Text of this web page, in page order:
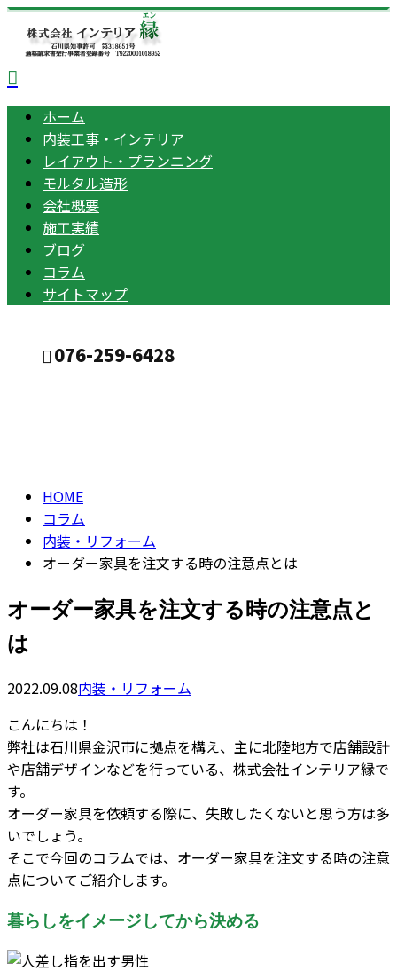
ホーム
内装工事・インテリア
レイアウト・プランニング
モルタル造形
会社概要
施工実績
ブログ
コラム
サイトマップ
076-259-6428
HOME
コラム
内装・リフォーム
オーダー家具を注文する時の注意点とは
オーダー家具を注文する時の注意点と
は
2022.09.08内装・リフォーム
こんにちは！
弊社は石川県金沢市に拠点を構え、主に北陸地方で店舗設計
や店舗デザインなどを行っている、株式会社インテリア縁で
す。
オーダー家具を依頼する際に、失敗したくないと思う方は多
いでしょう。
そこで今回のコラムでは、オーダー家具を注文する時の注意
点についてご紹介します。
暮らしをイメージしてから決める